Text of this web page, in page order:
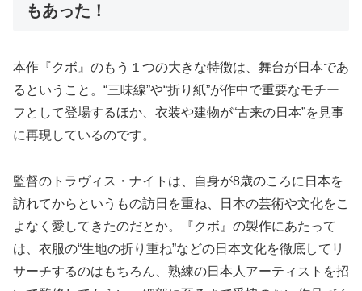
もあった！
本作『クボ』のもう１つの大きな特徴は、舞台が日本であ
るということ。“三味線”や“折り紙”が作中で重要なモチー
フとして登場するほか、衣装や建物が“古来の日本”を見事
に再現しているのです。
監督のトラヴィス・ナイトは、自身が8歳のころに日本を
訪れてからというもの訪日を重ね、日本の芸術や文化をこ
よなく愛してきたのだとか。『クボ』の製作にあたって
は、衣服の“生地の折り重ね”などの日本文化を徹底してリ
サーチするのはもちろん、熟練の日本人アーティストを招